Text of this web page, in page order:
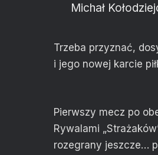
Michał
Trzeba przyznać,
i jego nowej karcie
Pierwszy mecz po
Rywalami
rozegrany jeszcze…